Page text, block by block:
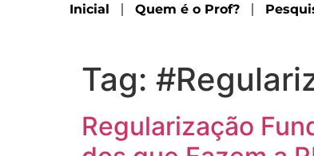
Inicial Quem é o Prof?
Tag:
Regularização